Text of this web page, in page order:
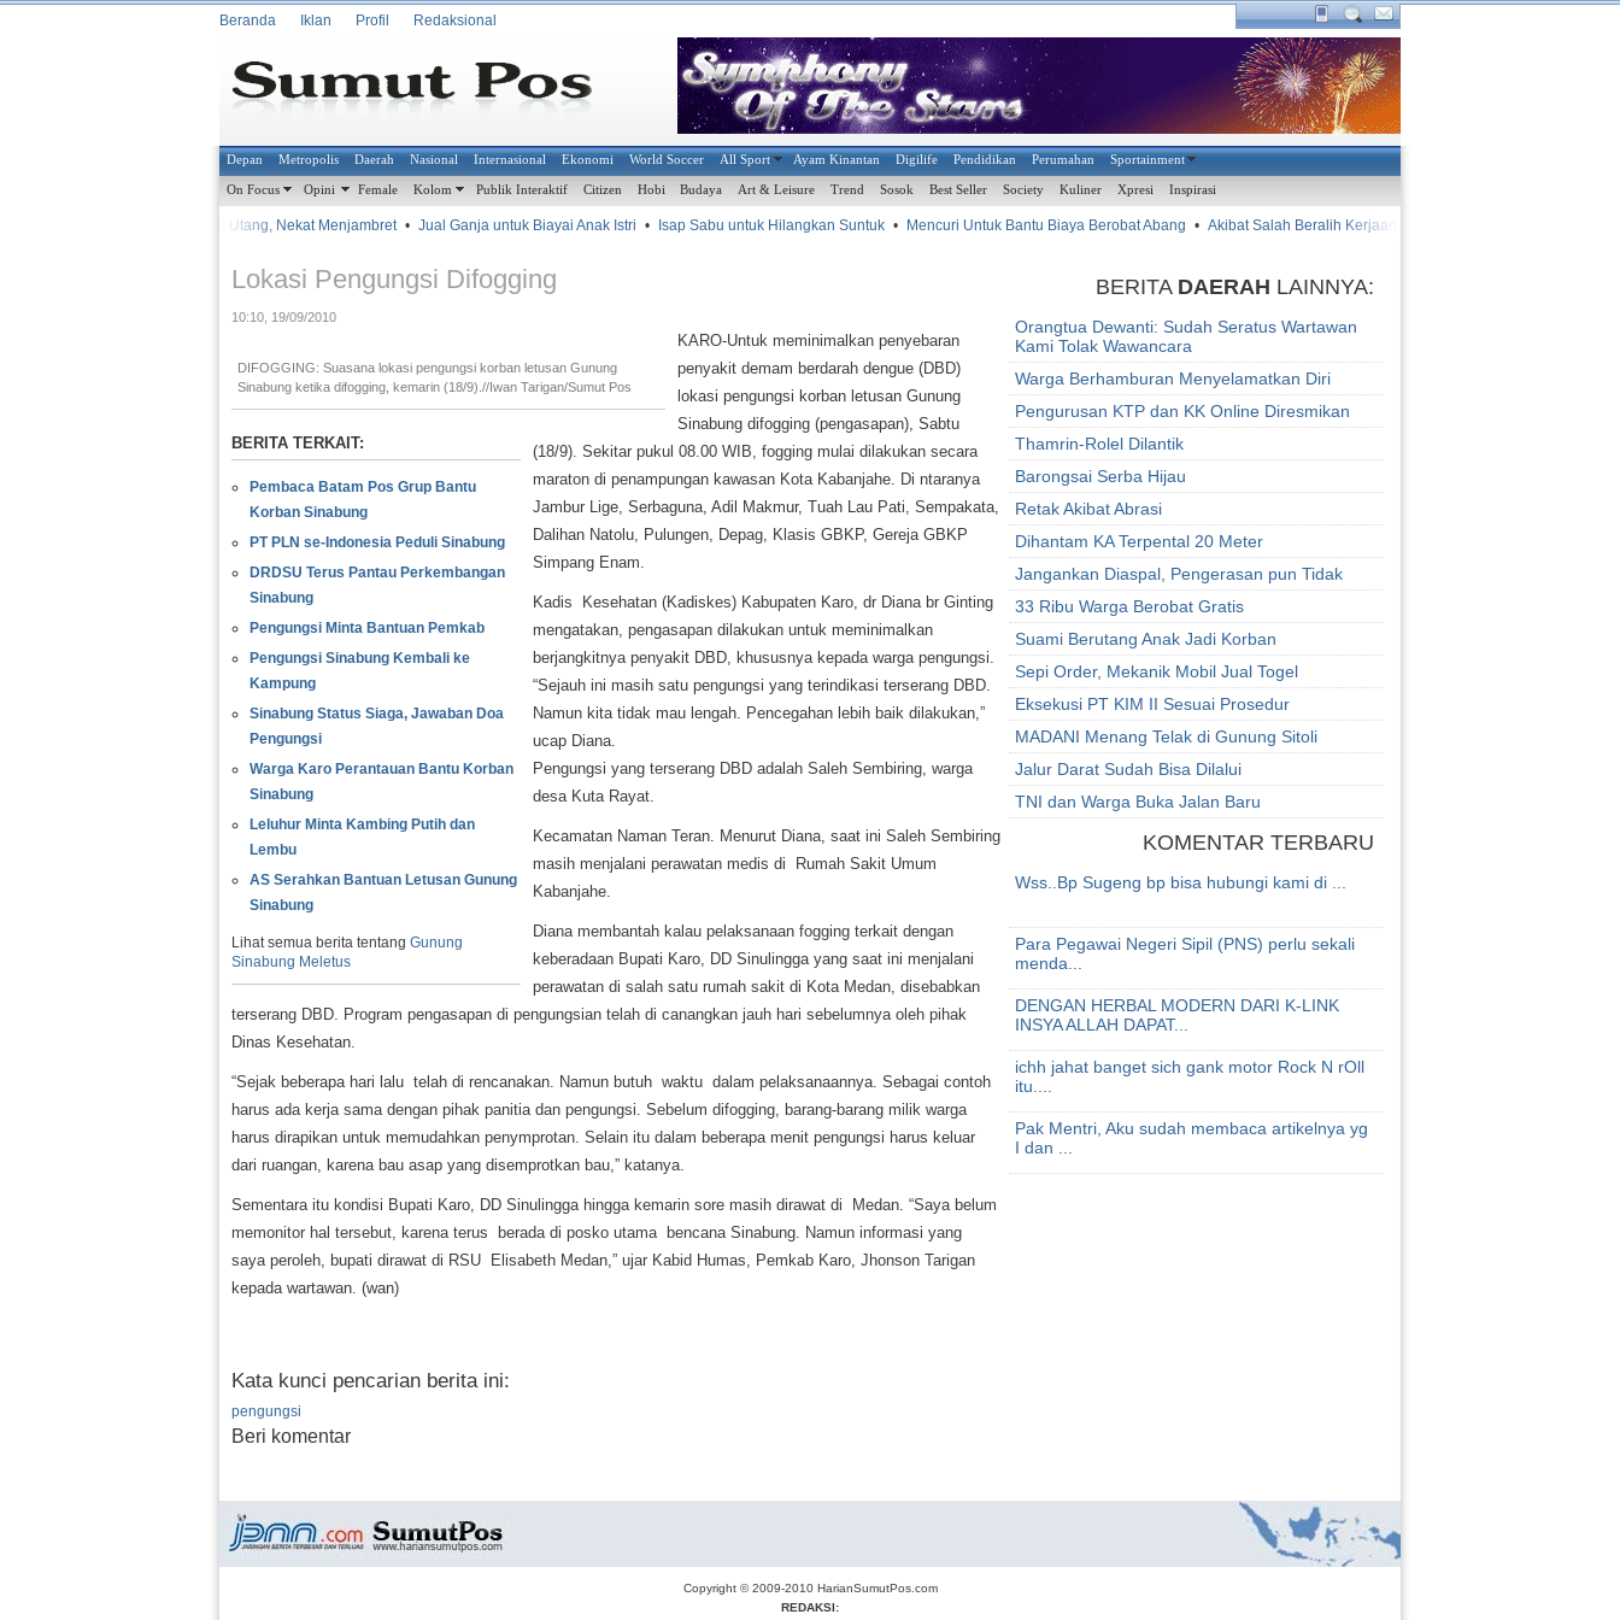
Beranda Iklan Profil Redaksional
Depan Metropolis Daerah Nasional Internasional Ekonomi World Soccer All Sport Ayam Kinantan Digilife Pendidikan Perumahan Sportainment
On Focus Opini Female Kolom Publik Interaktif Citizen Hobi Budaya Art & Leisure Trend Sosok Best Seller Society Kuliner Xpresi Inspirasi
Terlilit Utang, Nekat Menjambret • Jual Ganja untuk Biayai Anak Istri • Isap Sabu untuk Hilangkan Suntuk • Mencuri Untuk Bantu Biaya Berobat Abang • Akibat Salah Beralih Kerjaan
Lokasi Pengungsi Difogging
10:10, 19/09/2010
DIFOGGING: Suasana lokasi pengungsi korban letusan Gunung
Sinabung ketika difogging, kemarin (18/9).//Iwan Tarigan/Sumut Pos
BERITA TERKAIT:
Pembaca Batam Pos Grup Bantu
Korban Sinabung
PT PLN se-Indonesia Peduli Sinabung
DRDSU Terus Pantau Perkembangan
Sinabung
Pengungsi Minta Bantuan Pemkab
Pengungsi Sinabung Kembali ke
Kampung
Sinabung Status Siaga, Jawaban Doa
Pengungsi
Warga Karo Perantauan Bantu Korban
Sinabung
Leluhur Minta Kambing Putih dan
Lembu
AS Serahkan Bantuan Letusan Gunung
Sinabung
Lihat semua berita tentang Gunung
Sinabung Meletus
KARO-Untuk meminimalkan penyebaran
penyakit demam berdarah dengue (DBD)
lokasi pengungsi korban letusan Gunung
Sinabung difogging (pengasapan), Sabtu
(18/9). Sekitar pukul 08.00 WIB, fogging mulai dilakukan secara
maraton di penampungan kawasan Kota Kabanjahe. Di ntaranya
Jambur Lige, Serbaguna, Adil Makmur, Tuah Lau Pati, Sempakata,
Dalihan Natolu, Pulungen, Depag, Klasis GBKP, Gereja GBKP
Simpang Enam.
Kadis Kesehatan (Kadiskes) Kabupaten Karo, dr Diana br Ginting
mengatakan, pengasapan dilakukan untuk meminimalkan
berjangkitnya penyakit DBD, khususnya kepada warga pengungsi.
“Sejauh ini masih satu pengungsi yang terindikasi terserang DBD.
Namun kita tidak mau lengah. Pencegahan lebih baik dilakukan,”
ucap Diana.
Pengungsi yang terserang DBD adalah Saleh Sembiring, warga
desa Kuta Rayat.
Kecamatan Naman Teran. Menurut Diana, saat ini Saleh Sembiring
masih menjalani perawatan medis di Rumah Sakit Umum
Kabanjahe.
Diana membantah kalau pelaksanaan fogging terkait dengan
keberadaan Bupati Karo, DD Sinulingga yang saat ini menjalani
perawatan di salah satu rumah sakit di Kota Medan, disebabkan
terserang DBD. Program pengasapan di pengungsian telah di canangkan jauh hari sebelumnya oleh pihak
Dinas Kesehatan.
“Sejak beberapa hari lalu telah di rencanakan. Namun butuh waktu dalam pelaksanaannya. Sebagai contoh
harus ada kerja sama dengan pihak panitia dan pengungsi. Sebelum difogging, barang-barang milik warga
harus dirapikan untuk memudahkan penymprotan. Selain itu dalam beberapa menit pengungsi harus keluar
dari ruangan, karena bau asap yang disemprotkan bau,” katanya.
Sementara itu kondisi Bupati Karo, DD Sinulingga hingga kemarin sore masih dirawat di Medan. “Saya belum
memonitor hal tersebut, karena terus berada di posko utama bencana Sinabung. Namun informasi yang
saya peroleh, bupati dirawat di RSU Elisabeth Medan,” ujar Kabid Humas, Pemkab Karo, Jhonson Tarigan
kepada wartawan. (wan)
Kata kunci pencarian berita ini:
pengungsi
Beri komentar
BERITA DAERAH LAINNYA:
Orangtua Dewanti: Sudah Seratus Wartawan
Kami Tolak Wawancara
Warga Berhamburan Menyelamatkan Diri
Pengurusan KTP dan KK Online Diresmikan
Thamrin-Rolel Dilantik
Barongsai Serba Hijau
Retak Akibat Abrasi
Dihantam KA Terpental 20 Meter
Jangankan Diaspal, Pengerasan pun Tidak
33 Ribu Warga Berobat Gratis
Suami Berutang Anak Jadi Korban
Sepi Order, Mekanik Mobil Jual Togel
Eksekusi PT KIM II Sesuai Prosedur
MADANI Menang Telak di Gunung Sitoli
Jalur Darat Sudah Bisa Dilalui
TNI dan Warga Buka Jalan Baru
KOMENTAR TERBARU
Wss..Bp Sugeng bp bisa hubungi kami di ...
Para Pegawai Negeri Sipil (PNS) perlu sekali
menda...
DENGAN HERBAL MODERN DARI K-LINK
INSYA ALLAH DAPAT...
ichh jahat banget sich gank motor Rock N rOll
itu....
Pak Mentri, Aku sudah membaca artikelnya yg
I dan ...
Copyright © 2009-2010 HarianSumutPos.com
REDAKSI: